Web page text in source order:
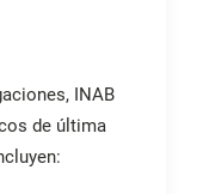
INAB
de última